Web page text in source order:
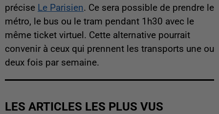
précise Le Parisien. Ce sera possible de prendre le
métro, le bus ou le tram pendant 1h30 avec le
même ticket virtuel. Cette alternative pourrait
convenir à ceux qui prennent les transports une ou
deux fois par semaine.
LES ARTICLES LES PLUS VUS